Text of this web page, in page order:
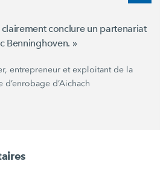
conclure un partenariat
Benninghoven. »
entrepreneur et exploitant de la
d’enrobage d’Aichach